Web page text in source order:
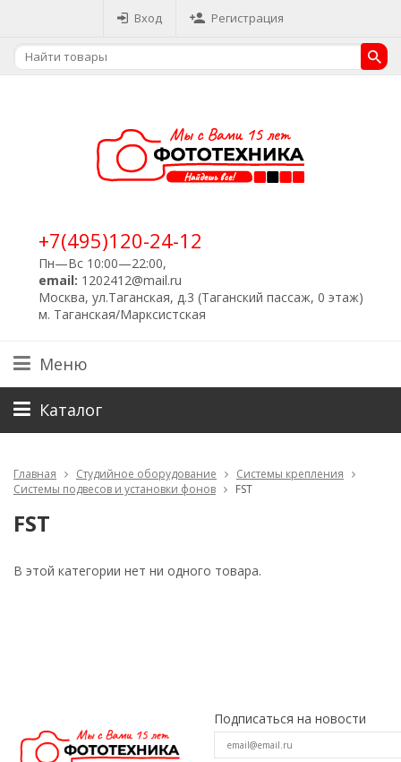
Вход Регистрация
+7(495)120-24-12
Пн—Вс 10:00—22:00,
email: 1202412@mail.ru
Москва, ул.Таганская, д.3 (Таганский пассаж, 0 этаж)
м. Таганская/Марксистская
Меню
Каталог
Главная Студийное оборудование
Системы крепления
Системы подвесов и установки фонов
FST
FST
В этой категории нет ни одного товара.
Подписаться на новости